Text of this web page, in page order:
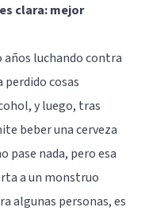
clara: mejor
años luchando contra
cosas
y luego, tras
beber una cerveza
pase nada, pero esa
a un monstruo
algunas personas, es